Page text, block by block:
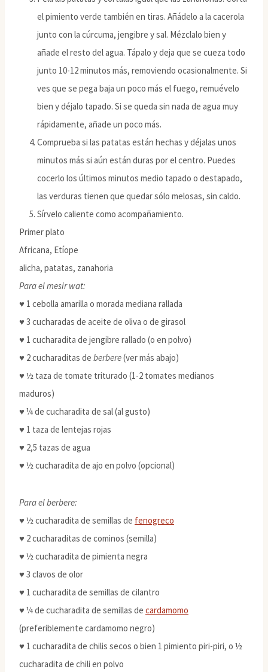
el pimiento verde también en tiras. Añádelo a la cacerola
junto con la cúrcuma, jengibre y sal. Mézclalo bien y
añade el resto del agua. Tápalo y deja que se cueza todo
junto 10-12 minutos más, removiendo ocasionalmente. Si
ves que se pega baja un poco más el fuego, remuévelo
bien y déjalo tapado. Si se queda sin nada de agua muy
rápidamente, añade un poco más.
Comprueba si las patatas están hechas y déjalas unos
minutos más si aún están duras por el centro. Puedes
cocerlo los últimos minutos medio tapado o destapado,
las verduras tienen que quedar sólo melosas, sin caldo.
Sírvelo caliente como acompañamiento.
Primer plato
Africana, Etíope
alicha, patatas, zanahoria
Para el mesir wat:
♥ 1 cebolla amarilla o morada mediana rallada
♥ 3 cucharadas de aceite de oliva o de girasol
♥ 1 cucharadita de jengibre rallado (o en polvo)
♥ 2 cucharaditas de berbere(ver más abajo)
♥ ½ taza de tomate triturado (1-2 tomates medianos
maduros)
♥ ¼ de cucharadita de sal (al gusto)
♥ 1 taza de lentejas rojas
♥ 2,5 tazas de agua
♥ ½ cucharadita de ajo en polvo (opcional)
Para el berbere:
♥ ½ cucharadita de semillas de fenogreco
♥ 2 cucharaditas de cominos (semilla)
♥ ½ cucharadita de pimienta negra
♥ 3 clavos de olor
♥ 1 cucharadita de semillas de cilantro
♥ ¼ de cucharadita de semillas de cardamomo
(preferiblemente cardamomo negro)
♥ 1 cucharadita de chilis secos o bien 1 pimiento piri-piri, o ½
cucharadita de chili en polvo